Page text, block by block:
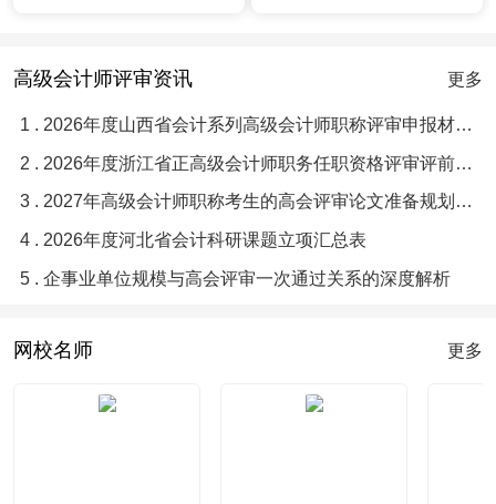
高级会计师评审资讯 更多
1 . 2026年度山西省会计系列高级会计师职称评审申报材料目录与要求须知
2 . 2026年度浙江省正高级会计师职务任职资格评审评前公示
3 . 2027年高级会计师职称考生的高会评审论文准备规划指南
4 . 2026年度河北省会计科研课题立项汇总表
5 . 企事业单位规模与高会评审一次通过关系的深度解析
网校名师 更多